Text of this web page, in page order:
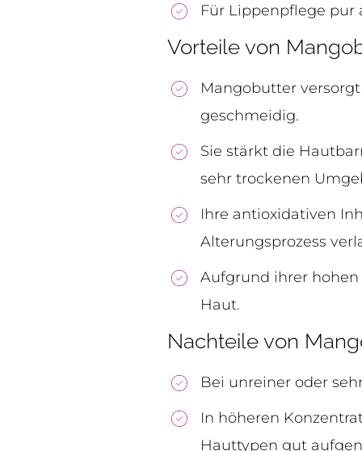
Für Lippenpflege
Vorteile von
Mangobutter
geschmeidig.
Sie stärkt die
sehr trockenen
Ihre antioxidativen
Alterungsprozess
Aufgrund ihrer
Haut.
Nachteile von
Bei unreiner oder
In höheren
Hauttypen gut